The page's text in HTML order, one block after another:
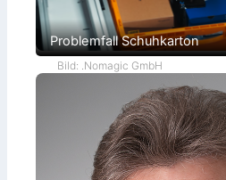
Problemfall Schuhkarton
Bild: .Nomagic GmbH